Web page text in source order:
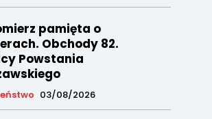
pamięta o
Obchody 82.
Powstania
03/08/2026